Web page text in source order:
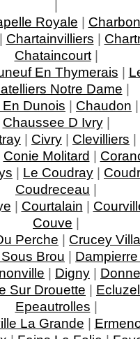
|
Royale |
Chartainvilliers |
Chataincourt|
En Thymerais |
Notre Dame |
Dunois | Chaudon
Chaussee D Ivry|
| Civry | Clevilliers |
Conie Molitard |
| Le Coudray |
Coudreceau |
| Courtalain |
Couve |
Perche | Crucey
Brou |
| Digny |
Sur Drouette |
Epeautrolles |
La Grande |